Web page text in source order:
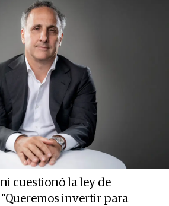
cuestionó la ley de
invertir para